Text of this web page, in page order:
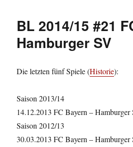
BL 2014/15 #21
Hamburger SV
Die letzten fünf Spiele (Historie):
Saison 2013/14
14.12.2013 FC Bayern –
Saison 2012/13
30.03.2013 FC Bayern –